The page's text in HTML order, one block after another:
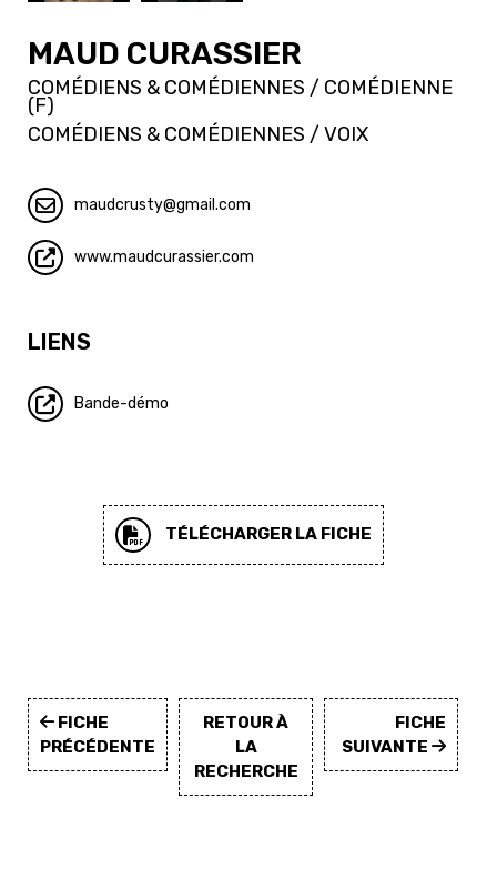
MAUD CURASSIER
COMÉDIENS & COMÉDIENNES / COMÉDIENNE
(F)
COMÉDIENS & COMÉDIENNES / VOIX
maudcrusty gmail.com
www.maudcurassier.com
LIENS
Bande-démo
TÉLÉCHARGER LA FICHE
FICHE
PRÉCÉDENTE
RETOUR À
LA
RECHERCHE
FICHE
SUIVANTE